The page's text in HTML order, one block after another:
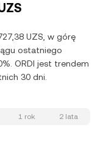
UZS, w górę
ostatniego
ORDI jest trendem
30 dni.
1 rok 2 lata